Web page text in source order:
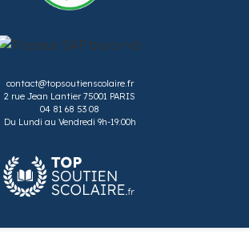
contact@topsoutienscolaire.fr
2 rue Jean Lantier 75001 PARIS
04 81 68 53 08
Du Lundi au Vendredi 9h-19:00h